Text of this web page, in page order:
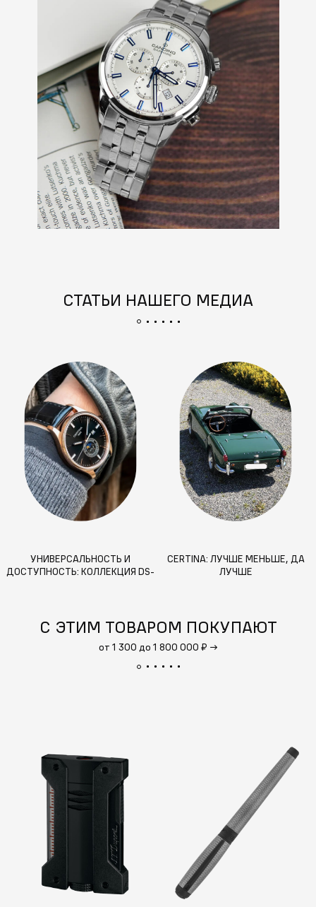
СТАТЬИ НАШЕГО МЕДИА
УНИВЕРСАЛЬНОСТЬ И
ДОСТУПНОСТЬ: КОЛЛЕКЦИЯ DS-
CERTINA: ЛУЧШЕ МЕНЬШЕ, ДА
ЛУЧШЕ
С ЭТИМ ТОВАРОМ ПОКУПАЮТ
от 1 300 до 1 800 000 ₽ →